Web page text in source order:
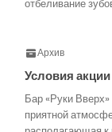
отбеливание
Архив
Условия акции
Бар «Руки
приятной